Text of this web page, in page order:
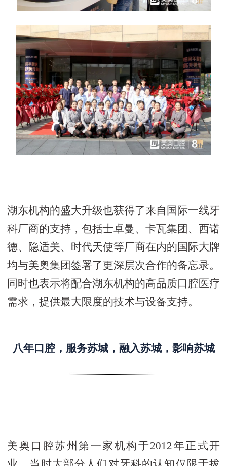
湖东机构的盛大升级也获得了来自国际一线牙
科厂商的支持，包括士卓曼、卡瓦集团、西诺
德、隐适美、时代天使等厂商在内的国际大牌
均与美奥集团签署了更深层次合作的备忘录。
同时也表示将配合湖东机构的高品质口腔医疗
需求，提供最大限度的技术与设备支持。
八年口腔，服务苏城，融入苏城，影响苏城
美奥口腔苏州第一家机构于2012年正式开